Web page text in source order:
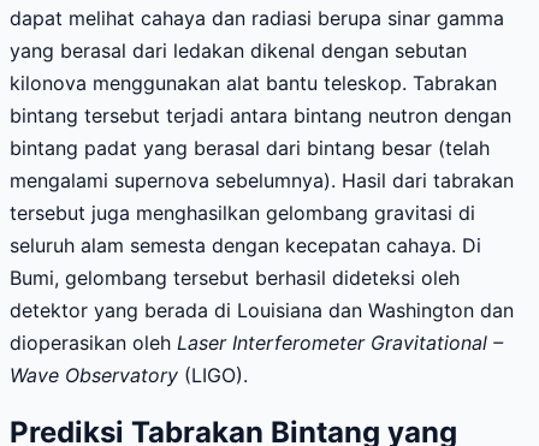
dapat melihat cahaya dan radiasi berupa sinar gamma
yang berasal dari ledakan dikenal dengan sebutan
kilonova menggunakan alat bantu teleskop. Tabrakan
bintang tersebut terjadi antara bintang neutron dengan
bintang padat yang berasal dari bintang besar (telah
mengalami supernova sebelumnya). Hasil dari tabrakan
tersebut juga menghasilkan gelombang gravitasi di
seluruh alam semesta dengan kecepatan cahaya. Di
Bumi, gelombang tersebut berhasil dideteksi oleh
detektor yang berada di Louisiana dan Washington dan
dioperasikan oleh Laser Interferometer Gravitational –
Wave Observatory (LIGO).
Prediksi Tabrakan Bintang yang